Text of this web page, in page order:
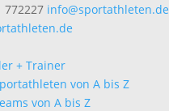
772227 info@sportathleten.de
+ Trainer
von A bis Z
von A bis Z